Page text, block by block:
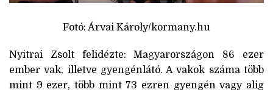
Fotó: Árvai Károly/kormany.hu
Nyitrai Zsolt felidézte: Magyarországon 86 ezer
ember vak, illetve gyengénlátó. A vakok száma több
mint 9 ezer, több mint 73 ezren gyengén vagy alig